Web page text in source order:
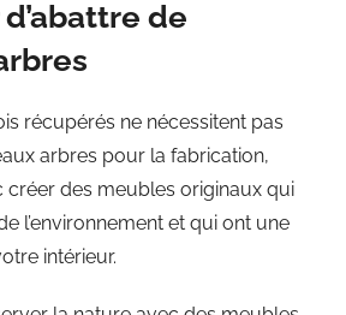
de
récupérés ne nécessitent pas
arbres pour la fabrication,
des meubles originaux qui
l’environnement et qui ont une
intérieur.